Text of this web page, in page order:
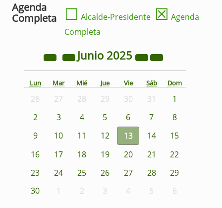
Agenda
Completa
☐ Alcalde-Presidente ☒ Agenda
Completa
Junio 2025
Lun Mar Mié Jue Vie Sáb Dom
26 27 28 29 30 31
1
2
3 4 5 6 7
8
9
10 11 12 13 14
15
16
17 18 19 20 21
22
23
24 25 26 27 28
29
30
1 2 3 4 5 6